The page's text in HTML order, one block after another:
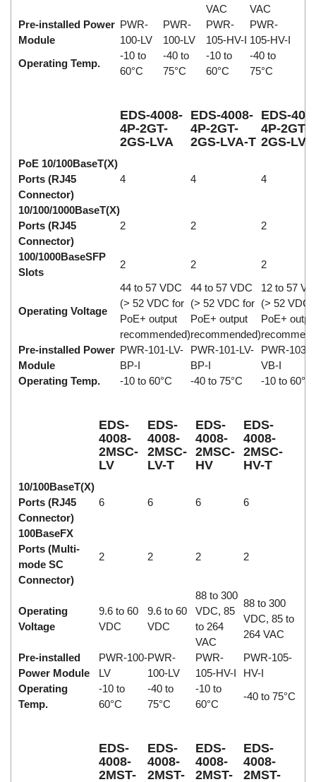
VAC
VAC
Pre-installed Power
Module
PWR-
100-LV
PWR-
100-LV
PWR-
105-HV-I
PWR-
105-HV-I
Operating Temp.
-10 to
60°C
-40 to
75°C
-10 to
60°C
-40 to
75°C
EDS-4008-
4P-2GT-
2GS-LVA
EDS-4008-
4P-2GT-
2GS-LVA-T
EDS-
4P-2GT-
2GS-LVB
PoE 10/100BaseT(X)
Ports (RJ45
Connector)
4 4 4
10/100/1000BaseT(X)
Ports (RJ45
Connector)
2 2 2
100/1000BaseSFP
Slots
2 2 2
Operating Voltage
44 to 57 VDC
(> 52 VDC for
PoE+ output
recommended)
44 to 57 VDC
(> 52 VDC for
PoE+ output
recommended)
12 to 57
(> 52 VDC
PoE+
Pre-installed Power
Module
PWR-101-LV-
BP-I
PWR-101-LV-
BP-I
PWR-103-
VB-I
Operating Temp.
-10 to 60°C -40 to 75°C -10 to 60°C
EDS-
4008-
2MSC-
LV
EDS-
4008-
2MSC-
LV-T
EDS-
4008-
2MSC-
HV
EDS-
4008-
2MSC-
HV-T
10/100BaseT(X)
Ports (RJ45
Connector)
6 6 6 6
100BaseFX
Ports (Multi-
mode SC
Connector)
2 2 2 2
Operating
Voltage
9.6 to 60
VDC
9.6 to 60
VDC
88 to 300
VDC, 85
to 264
VAC
88 to 300
VDC, 85 to
264 VAC
Pre-installed
Power Module
PWR-100-
LV
PWR-
100-LV
PWR-
105-HV-I
PWR-105-
HV-I
Operating
Temp.
-10 to
60°C
-40 to
75°C
-10 to
60°C
-40 to 75°C
EDS-
4008-
2MST-
EDS-
4008-
2MST-
EDS-
4008-
2MST-
EDS-
4008-
2MST-